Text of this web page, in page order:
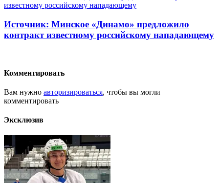
Источник: Минское «Динамо» предложило
контракт известному российскому нападающему
Комментировать
Вам нужно авторизироваться, чтобы вы могли
комментировать
Эксклюзив